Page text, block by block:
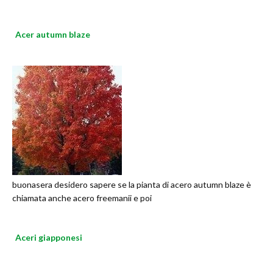
Acer autumn blaze
buonasera desidero sapere se la pianta di acero autumn blaze è
chiamata anche acero freemanii e poi
Aceri giapponesi